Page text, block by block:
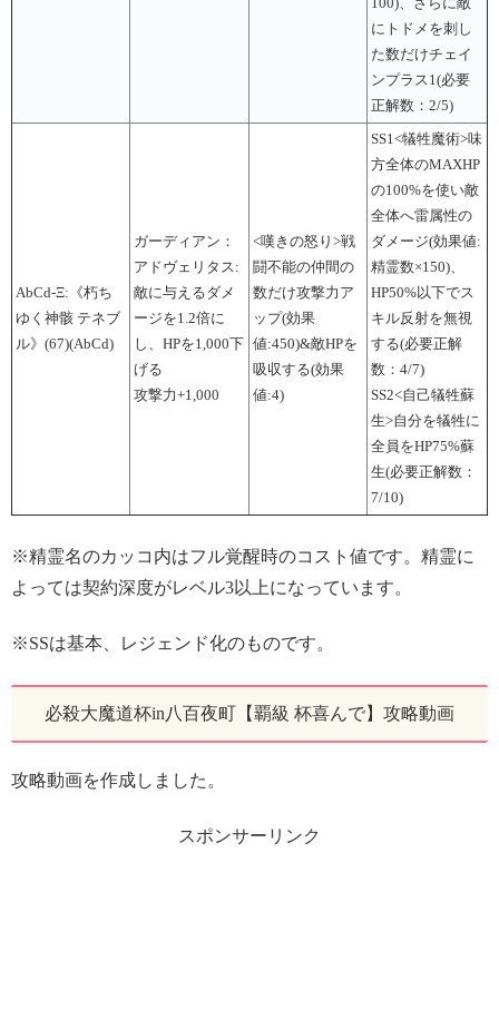
100)、さらに敵
にトドメを刺し
た数だけチェイ
ンプラス1(必要
正解数：2/5)
AbCd-Ξ:《朽ち
ゆく神骸 テネブ
ル》(67)(AbCd)
ガーディアン：
アドヴェリタス:
敵に与えるダメ
ージを1.2倍に
し、HPを1,000下
げる
攻撃力+1,000
<嘆きの怒り>戦
闘不能の仲間の
数だけ攻撃力ア
ップ(効果
値:450)&敵HPを
吸収する(効果
値:4)
SS1<犠牲魔術>味
方全体のMAXHP
の100%を使い敵
全体へ雷属性の
ダメージ(効果値:
精霊数×150)、
HP50%以下でス
キル反射を無視
する(必要正解
数：4/7)
SS2<自己犠牲蘇
生>自分を犠牲に
全員をHP75%蘇
生(必要正解数：
7/10)
※精霊名のカッコ内はフル覚醒時のコスト値です。精霊に
よっては契約深度がレベル3以上になっています。
※SSは基本、レジェンド化のものです。
必殺大魔道杯in八百夜町【覇級 杯喜んで】攻略動画
攻略動画を作成しました。
スポンサーリンク